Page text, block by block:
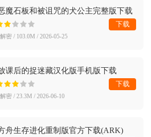
魔石板和被诅咒的犬公主完整版下载
密 / 103.0M / 2026-05-25
下载
课后的捉迷藏汉化版手机版下载
密 / 23.3M / 2026-06-10
下载
舟生存进化重制版官方下载(ARK)